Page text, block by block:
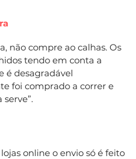
não compre ao calhas. Os
tendo em conta a
é desagradável
foi comprado a correr e
online o envio só é feito